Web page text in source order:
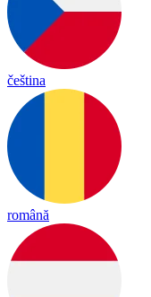
čeština
română